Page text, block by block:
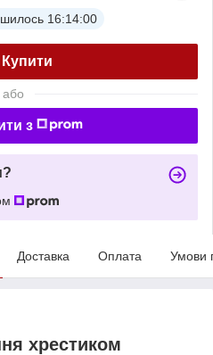
16:13:59
Купити
або
з
Доставка Оплата Умови
хрестиком